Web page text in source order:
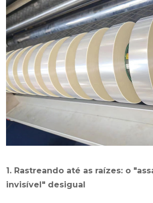
1. Rastreando até as raízes: o
invisível" desigual